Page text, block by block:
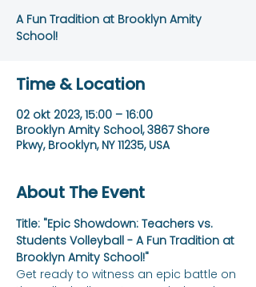
A Fun Tradition at Brooklyn Amity
School!
Time & Location
02 okt 2023, 15:00 – 16:00
Brooklyn Amity School, 3867 Shore
Pkwy, Brooklyn, NY 11235, USA
About The Event
Title: "Epic Showdown: Teachers vs.
Students Volleyball - A Fun Tradition at
Brooklyn Amity School!"
Get ready to witness an epic battle on